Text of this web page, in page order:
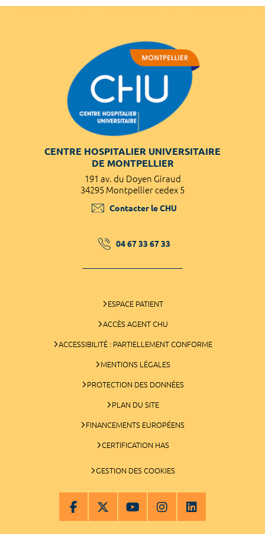
CENTRE HOSPITALIER UNIVERSITAIRE
DE MONTPELLIER
191 av. du Doyen Giraud
34295 Montpellier cedex 5
Contacter le CHU
04 67 33 67 33
ESPACE PATIENT
ACCÈS AGENT CHU
ACCESSIBILITÉ : PARTIELLEMENT CONFORME
MENTIONS LÉGALES
PROTECTION DES DONNÉES
PLAN DU SITE
FINANCEMENTS EUROPÉENS
CERTIFICATION HAS
GESTION DES COOKIES